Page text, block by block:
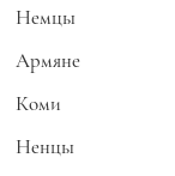
Немцы
Армяне
Коми
Ненцы